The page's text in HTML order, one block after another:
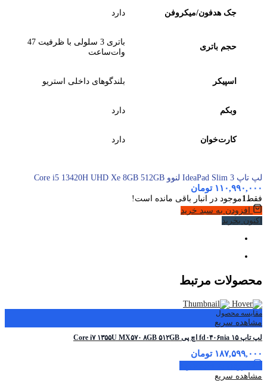
جک هدفون/میکروفن دارد
حجم باتری
باتری 3 سلولی با ظرفیت 47
وات‌ساعت
اسپیکر بلندگوهای داخلی استریو
وبکم دارد
کارت‌خوان دارد
لپ تاپ IdeaPad Slim 3 لنوو Core i5 13420H UHD Xe 8GB 512GB
۱۱۰,۹۹۰,۰۰۰ تومان
فقط1موجود در انبار باقی مانده است!
افزودن به سبد خرید
اکنون بخرید
محصولات مرتبط
مقایسه محصول
مشاهده سریع
لپ تاپ ۱۵ fd۰۴۰۶nia اچ پی Core i۷ ۱۳۵۵U MX۵۷۰ ۸GB ۵۱۲GB
۱۸۷,۵۹۹,۰۰۰ تومان
مشاهده سریع